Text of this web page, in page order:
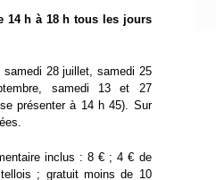
14 h à 18 h tous les jours
samedi 28 juillet, samedi 25
samedi 13 et 27
présenter à 14 h 45). Sur
inclus : 8 € ; 4 € de
; gratuit moins de 10